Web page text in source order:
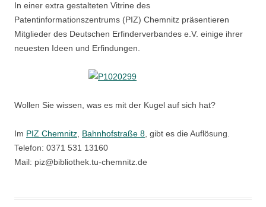
In einer extra gestalteten Vitrine des
Patentinformationszentrums (PIZ) Chemnitz präsentieren
Mitglieder des Deutschen Erfinderverbandes e.V. einige ihrer
neuesten Ideen und Erfindungen.
Wollen Sie wissen, was es mit der Kugel auf sich hat?
Im PIZ Chemnitz, Bahnhofstraße 8, gibt es die Auflösung.
Telefon: 0371 531 13160
Mail: piz@bibliothek.tu-chemnitz.de